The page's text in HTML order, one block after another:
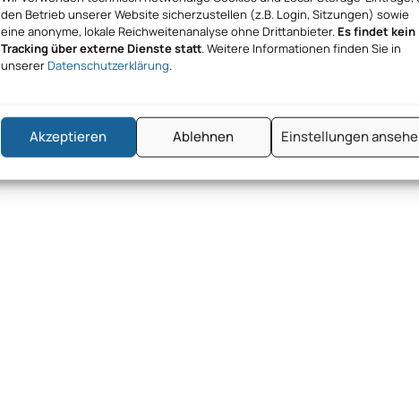
den Betrieb unserer Website sicherzustellen (z.B. Login, Sitzungen) sowie
eine anonyme, lokale Reichweitenanalyse ohne Drittanbieter. Es findet kein
Tracking über externe Dienste statt. Weitere Informationen finden Sie in
unserer Datenschutzerklärung.
Akzeptieren Ablehnen Einstellungen